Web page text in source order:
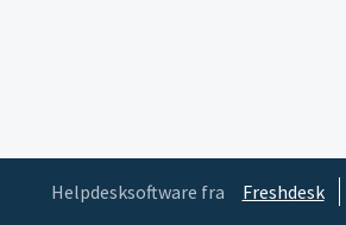
Helpdesksoftware fra Freshdesk